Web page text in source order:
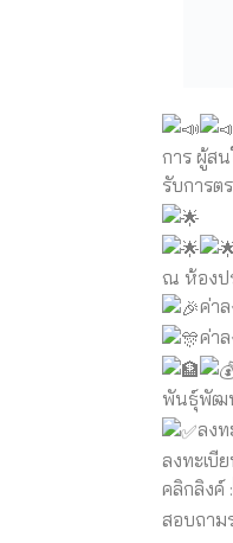
การ ผู้ส
รับการต
ณ ห้องป
ค่า
ค่า
พันธุ์พัฒ
ลง
ลงทะเบี
คลิกลิงค์ :
สอบถาม